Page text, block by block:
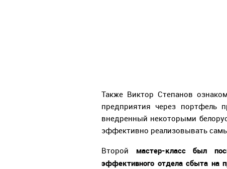
Также Виктор Степанов
предприятия через портфель
внедренный некоторыми
эффективно реализовывать
Второй мастер-класс был
эффективного отдела сбыта на